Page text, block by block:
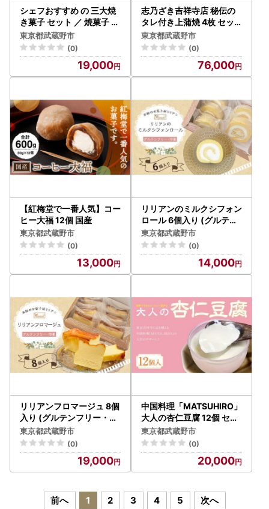
シェフおすすめ の 三大焼
き菓子 セット ／ 焼菓子 バ
ームクーヘン 焼酎ケーキ
カステラ 東京都
東京都武蔵野市
(0)
19,000
志乃ざき吉祥寺店 秘伝の
タレ付き上蒲焼 4枚 セッ
ト ／ 鰻 かば焼き 東京都
東京都武蔵野市
(0)
76,000
【紅梅堂で一番人気】コー
ヒー大福 12個 国産
東京都武蔵野市
(0)
13,000
リリアンのミルクシフォン
ロール 6個入り (グルテン
フリー・冷凍) お菓子 デザ
ート
東京都武蔵野市
(0)
14,000
リリアンフロマージュ 8個
入り (グルテンフリー・冷
凍) お菓子 デサート
東京都武蔵野市
(0)
19,000
中国料理「MATSUHIRO」
大人の杏仁豆腐 12個 セッ
ト
東京都武蔵野市
(0)
20,000
前へ 1 2 3 4 5 次へ